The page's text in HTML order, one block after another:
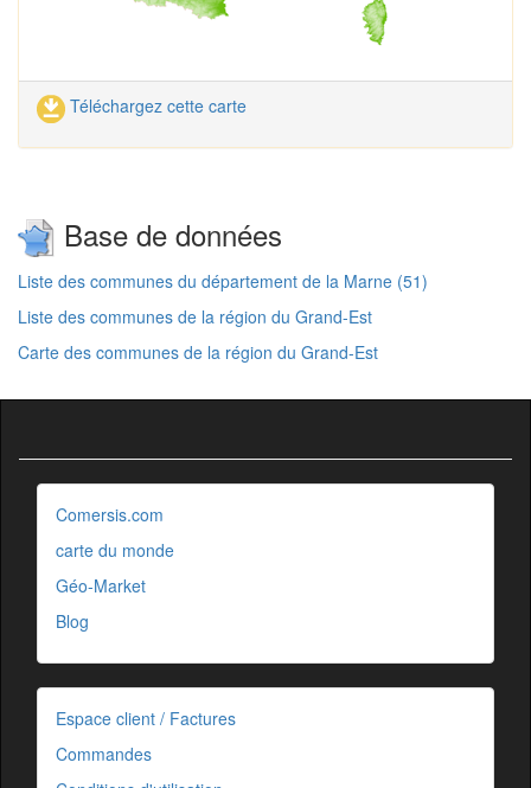
Téléchargez cette carte
Base de données
Liste des communes du département de la Marne (51)
Liste des communes de la région du Grand-Est
Carte des communes de la région du Grand-Est
Comersis.com
carte du monde
Géo-Market
Blog
Espace client / Factures
Commandes